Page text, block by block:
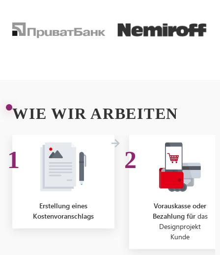
WIE WIR ARBEITEN
Erstellung eines
Kostenvoranschlags
Vorauskasse oder
Bezahlung für das
Designprojekt
Kunde